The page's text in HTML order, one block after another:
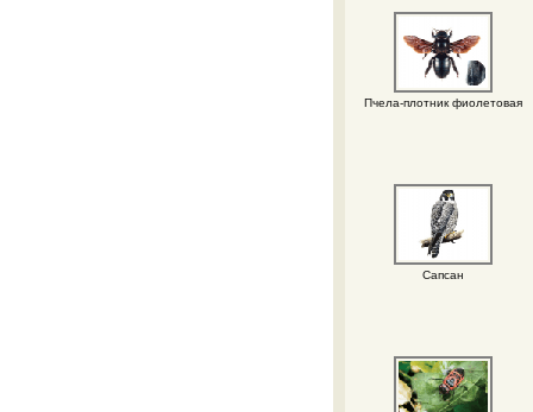
Пчела-плотник фиолетовая
Сапсан